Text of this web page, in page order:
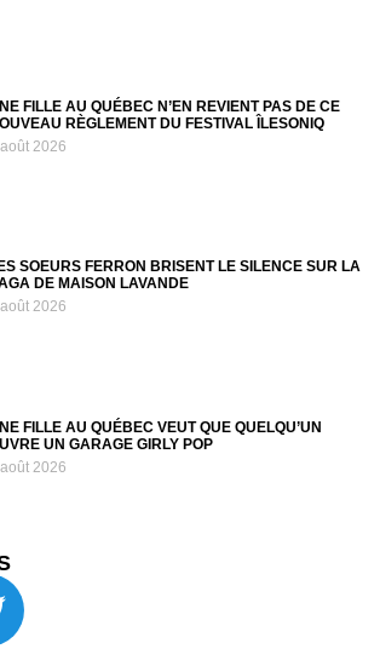
FILLE AU QUÉBEC N’EN REVIENT PAS DE CE
RÈGLEMENT DU FESTIVAL ÎLESONIQ
2026
SOEURS FERRON BRISENT LE SILENCE SUR LA
DE MAISON LAVANDE
2026
FILLE AU QUÉBEC VEUT QUE QUELQU’UN
UN GARAGE GIRLY POP
2026